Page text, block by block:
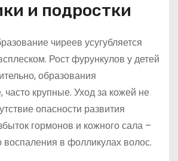
и подростки
чиреев усугубляется
Рост фурункулов у детей
образования
крупные. Уход за кожей не
опасности развития
гормонов и кожного сала –
воспаления в фолликулах волос.